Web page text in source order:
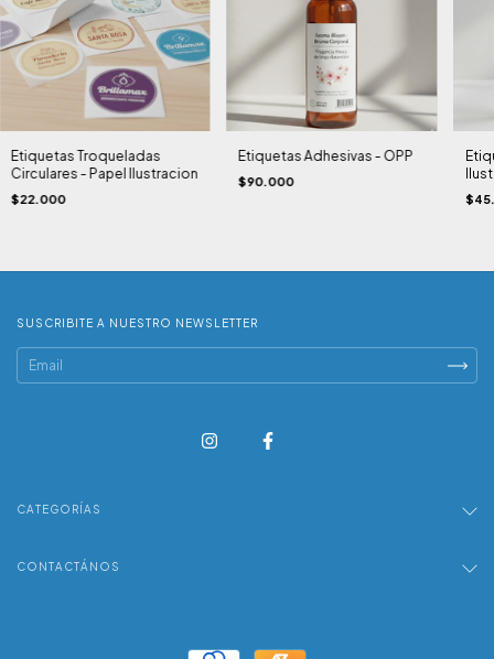
Etiquetas Troqueladas
Circulares - Papel Ilustracion
$22.000
Etiquetas Adhesivas - OPP
$90.000
SUSCRIBITE A NUESTRO NEWSLETTER
CATEGORÍAS
CONTACTÁNOS